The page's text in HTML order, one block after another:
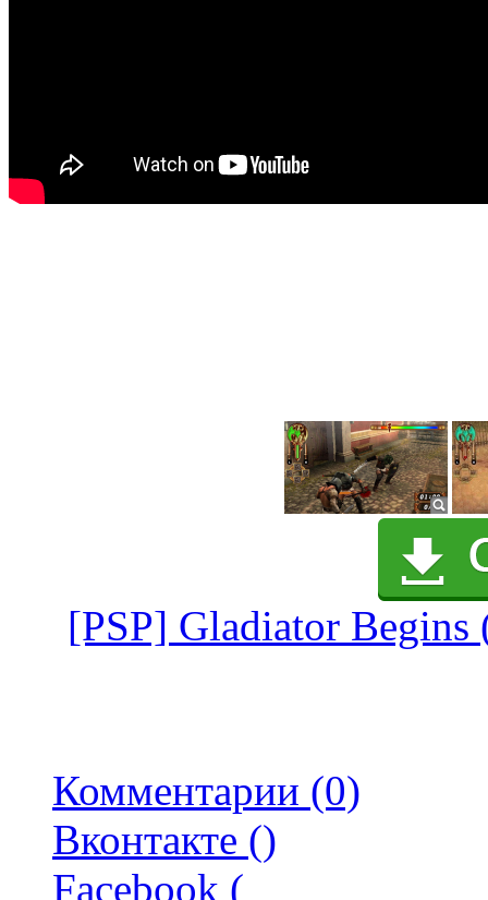
[PSP] Gladiator Begins
Комментарии (0)
Вконтакте ()
Facebook (